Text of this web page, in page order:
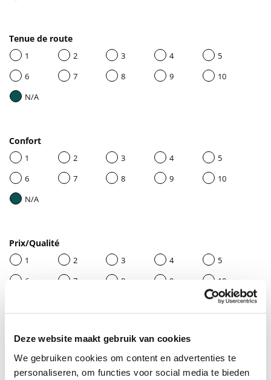
Deze website maakt gebruik van cookies
We gebruiken cookies om content en advertenties te
personaliseren, om functies voor social media te bieden
Tenue de route
1 2 3 4
5
6
7 8 9
10
N/A
Confort
1 2 3 4
5
6
7 8 9
10
N/A
Prix/Qualité
1 2 3 4
5
6
7 8 9
10